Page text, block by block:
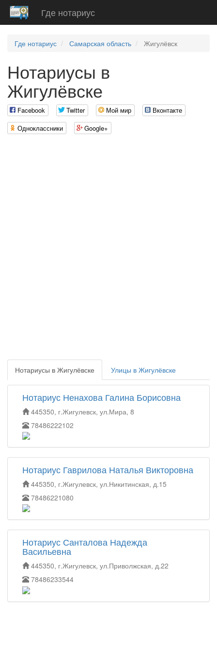
Где нотариус
Где нотариус Самарская область Жигулёвск
Нотариусы в
Жигулёвске
Facebook Twitter Мой мир
Вконтакте
Одноклассники
Google+
Нотариусы в Жигулёвске Улицы в Жигулёвске
Нотариус Ненахова Галина Борисовна
445350, г.Жигулевск, ул.Мира, 8
78486222102
Нотариус Гаврилова Наталья Викторовна
445350, г.Жигулевск, ул.Никитинская, д.15
78486221080
Нотариус Санталова Надежда
Васильевна
445350, г.Жигулевск, ул.Приволжская, д.22
78486233544